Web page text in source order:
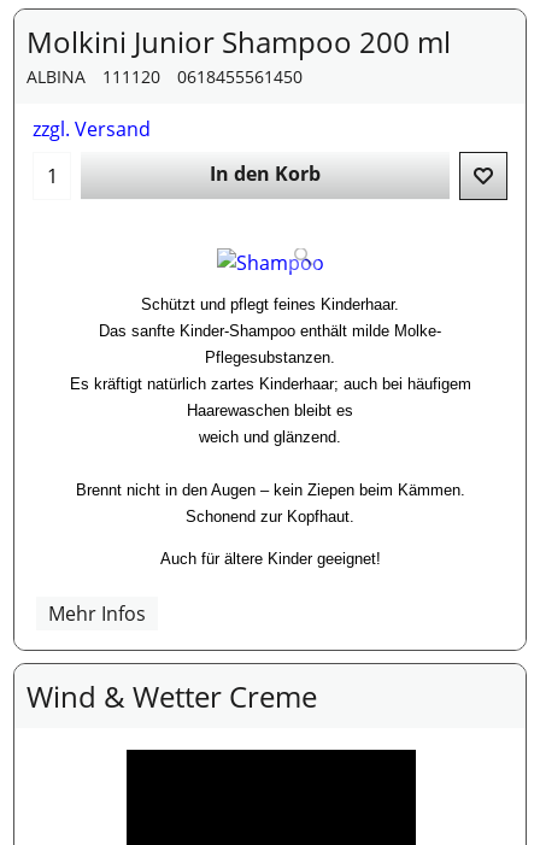
Molkini Junior Shampoo 200 ml
ALBINA 111120 0618455561450
zzgl. Versand
In den Korb
Schützt und pflegt feines Kinderhaar.
Das sanfte Kinder-Shampoo enthält milde Molke-
Pflegesubstanzen.
Es kräftigt natürlich zartes Kinderhaar; auch bei häufigem
Haarewaschen bleibt es
weich und glänzend.
Brennt nicht in den Augen – kein Ziepen beim Kämmen.
Schonend zur Kopfhaut.
Auch für ältere Kinder geeignet!
Mehr Infos
Wind & Wetter Creme